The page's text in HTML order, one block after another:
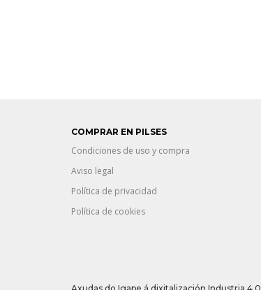
COMPRAR EN PILSES
Condiciones de uso y compra
Aviso legal
Política de privacidad
Política de cookies